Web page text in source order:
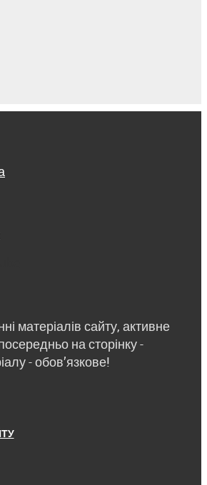
матеріалів сайту, активне
на сторінку -
- обов’язкове!